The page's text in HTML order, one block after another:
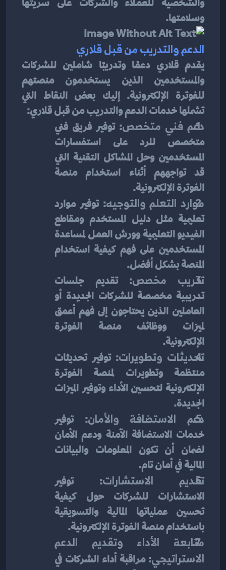
وسلامتها.
الدعم والتدريب من قبل قلاري
تشملها خدمات الدعم والتدريب من قبل قلاري:
دعم فني متخصص
قد تواجههم أثناء استخدام منصة
الفوترة الإلكترونية.
موارد التعلم والتوجيه : توفير موارد
تعليمية مثل دليل المستخدم ومقاطع
المنصة بشكل أفضل.
تدريب مخصص
الإلكترونية.
تحديثات وتطويرات
الجديدة.
دعم الاستضافة والأمان : توفير
المالية في أمان تام.
تقديم الاستشارات : توفير
الاستشارات للشركات حول كيفية
تحسين عملياتها المالية والتسويقية
باستخدام منصة الفوترة الإلكترونية.
متابعة الأداء وتقديم الدعم
الاستراتيجي